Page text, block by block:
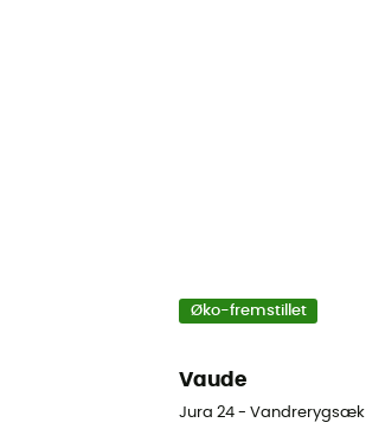
Øko-fremstillet
Vaude
Jura 24 - Vandrerygsæk